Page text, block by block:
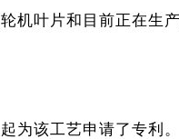
叶片和目前正在生
为该工艺申请了专利。